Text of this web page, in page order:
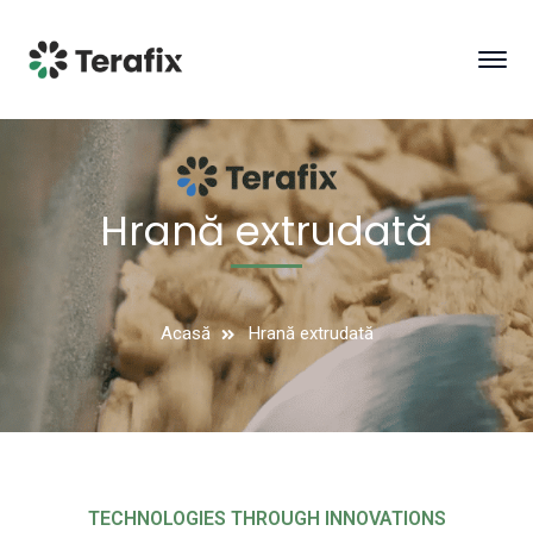
Hrană extrudată
Acasă Hrană extrudată
TECHNOLOGIES THROUGH INNOVATIONS